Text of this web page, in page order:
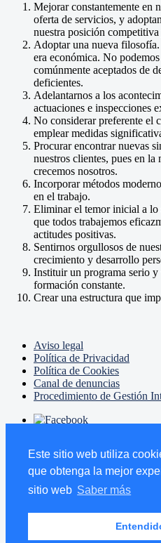
Este sitio web utiliza
que obtenga la mejor
sitio web Saber más
Mejorar constantemente en
oferta de servicios, y
nuestra posición
Adoptar una nueva
era económica. No
comúnmente aceptados de
deficientes.
Adelantarnos a los
actuaciones e inspecciones
No considerar preferente el
emplear medidas
Procurar encontrar nuevas
nuestros clientes, pues en la
crecemos nosotros.
Incorporar métodos
en el trabajo.
Eliminar el temor inicial a lo
que todos trabajemos
actitudes positivas.
Sentirnos orgullosos de
crecimiento y desarrollo
Instituir un programa serio
formación constante.
Crear una estructura que
Aviso legal
Política de Privacidad
Política de Cookies
Canal de denuncias
Procedimiento de Gestión
Tlf.: 952 60 38 06 / 952 60 08 10 /